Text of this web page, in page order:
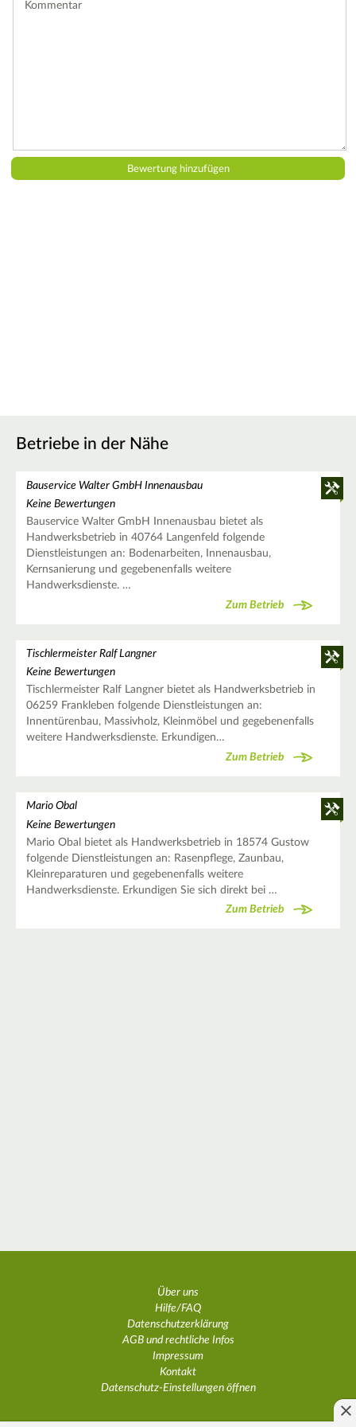
Betriebe in der Nähe
Bauservice Walter GmbH Innenausbau
Keine Bewertungen
Bauservice Walter GmbH Innenausbau bietet als
Handwerksbetrieb in 40764 Langenfeld folgende
Dienstleistungen an: Bodenarbeiten, Innenausbau,
Kernsanierung und gegebenenfalls weitere
Handwerksdienste. …
Zum Betrieb
Tischlermeister Ralf Langner
Keine Bewertungen
Tischlermeister Ralf Langner bietet als Handwerksbetrieb in
06259 Frankleben folgende Dienstleistungen an:
Innentürenbau, Massivholz, Kleinmöbel und gegebenenfalls
weitere Handwerksdienste. Erkundigen…
Zum Betrieb
Mario Obal
Keine Bewertungen
Mario Obal bietet als Handwerksbetrieb in 18574 Gustow
folgende Dienstleistungen an: Rasenpflege, Zaunbau,
Kleinreparaturen und gegebenenfalls weitere
Handwerksdienste. Erkundigen Sie sich direkt bei …
Zum Betrieb
Über uns
Hilfe/FAQ
Datenschutzerklärung
AGB und rechtliche Infos
Impressum
Kontakt
Datenschutz-Einstellungen öffnen